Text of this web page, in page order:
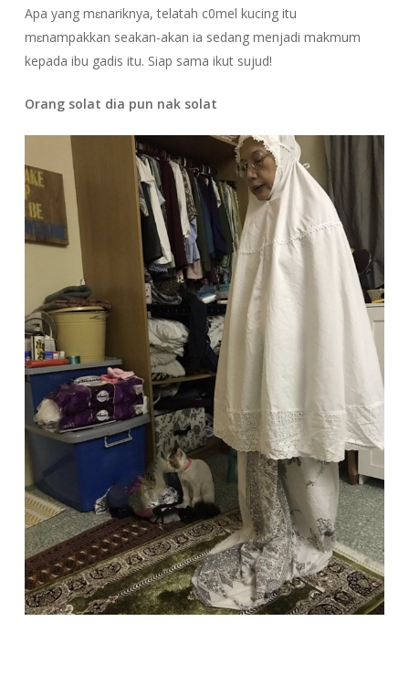
Apa yangmɛnariknya, telatah c0mel kucing itu
mɛnampakkan seakan-akan ia sedang menjadi makmum
kepada ibu gadis itu. Siap sama ikut sujud!
Orang solat dia pun nak solat